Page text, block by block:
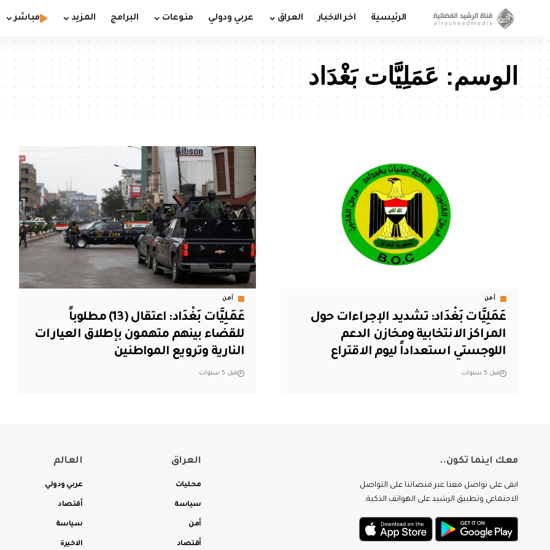
الرئيسية اخر الاخبار العراق عربي ودولي منوعات البرامج المزيد مباشر
الوسم: عَمَلِيَّات بَغْدَاد
أمن
عَمَلِيَّات بَغْدَاد: تشديد الإجراءات حول
المراكز الانتخابية ومخازن الدعم
اللوجستي استعداداً ليوم الاقتراع
قبل 5 سنوات
أمن
عَمَلِيَّات بَغْدَاد: اعتقال (13) مطلوباً
للقضاء بينهم متهمون بإطلاق العيارات
النارية وترويع المواطنين
قبل 5 سنوات
معك اينما تكون..
ابقى على تواصل معنا عبر منصاتنا على التواصل
الاجتماعي وتطبيق الرشيد على الهواتف الذكية.
العراق
محليات
سياسة
أمن
أقتصاد
العالم
عربي ودولي
أقتصاد
سياسة
الاخيرة